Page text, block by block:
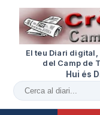
El teu Diari
del Camp de
Hui és
Cercar al diari